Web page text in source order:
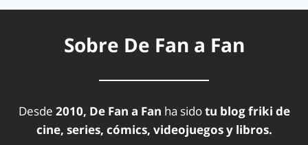
Sobre De Fan a Fan
Desde 2010, De Fan a Fan ha sidotu blog friki de
cine, series, cómics, videojuegos y libros.